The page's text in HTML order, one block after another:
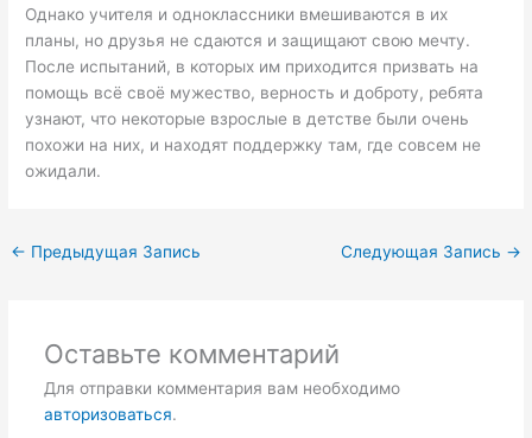
Однако учителя и одноклассники вмешиваются в их
планы, но друзья не сдаются и защищают свою мечту.
После испытаний, в которых им приходится призвать на
помощь всё своё мужество, верность и доброту, ребята
узнают, что некоторые взрослые в детстве были очень
похожи на них, и находят поддержку там, где совсем не
ожидали.
← Предыдущая Запись Следующая Запись →
Оставьте комментарий
Для отправки комментария вам необходимо
авторизоваться.